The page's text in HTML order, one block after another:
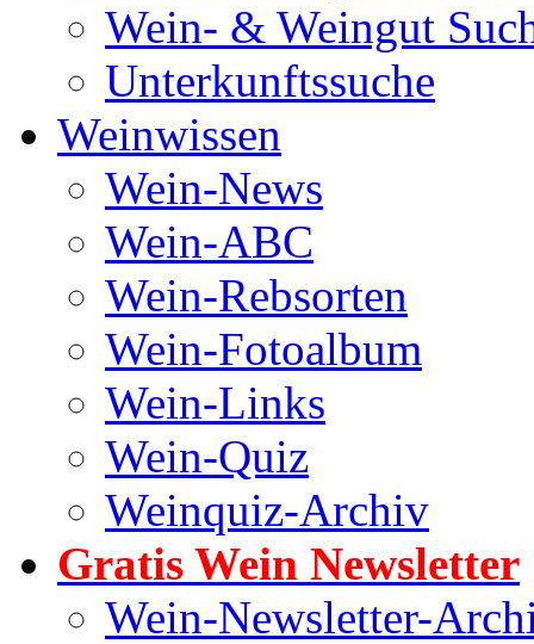
Wein- & Weingut
Unterkunftssuche
Weinwissen
Wein-News
Wein-ABC
Wein-Rebsorten
Wein-Fotoalbum
Wein-Links
Wein-Quiz
Weinquiz-Archiv
Gratis Wein Newsletter
Wein-Newsletter-